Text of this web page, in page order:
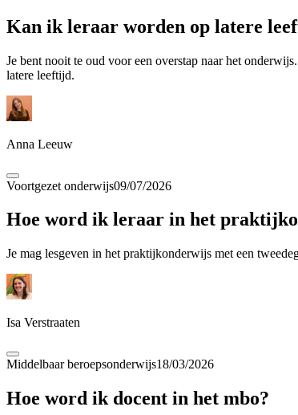
Kan ik leraar worden op latere
Je bent nooit te oud voor een overstap naar het
latere leeftijd.
Anna Leeuw
Voortgezet onderwijs09/07/2026
Hoe word ik leraar in het
Je mag lesgeven in het praktijkonderwijs met een
Isa Verstraaten
Middelbaar beroepsonderwijs18/03/2026
Hoe word ik docent in het mbo?